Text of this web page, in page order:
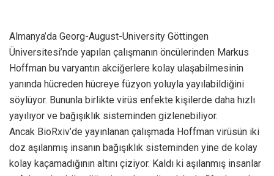
Almanya’da Georg-August-University Göttingen
Üniversitesi’nde yapılan çalışmanın öncülerinden Markus
Hoffman bu varyantın akciğerlere kolay ulaşabilmesinin
yanında hücreden hücreye füzyon yoluyla yayılabildiğini
söylüyor. Bununla birlikte virüs enfekte kişilerde daha hızlı
yayılıyor ve bağışıklık sisteminden gizlenebiliyor.
Ancak BioRxiv’de yayınlanan çalışmada Hoffman virüsün iki
doz aşılanmış insanın bağışıklık sisteminden yine de kolay
kolay kaçamadığının altını çiziyor. Kaldı ki aşılanmış insanlar